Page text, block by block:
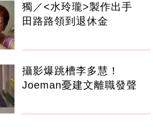
獨／<水玲瓏>製作出手
田路路領到退休金
攝影爆跳槽李多慧！
Joeman憂建文離職發聲